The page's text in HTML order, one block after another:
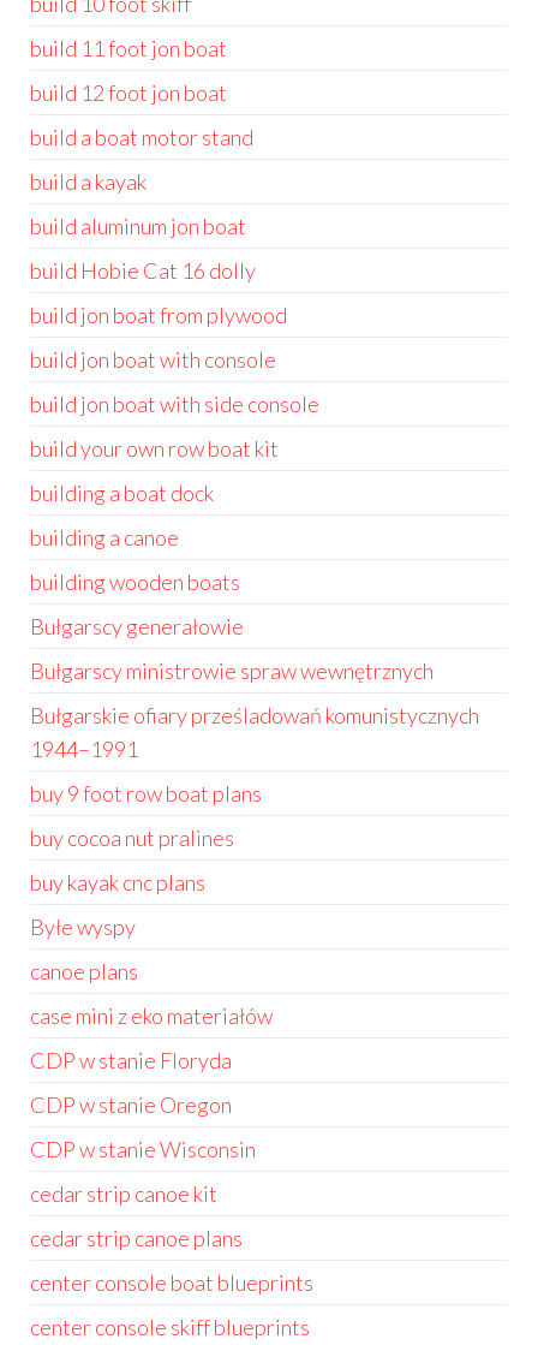
build 11 foot jon boat
build 12 foot jon boat
build a boat motor stand
build a kayak
build aluminum jon boat
build Hobie Cat 16 dolly
build jon boat from plywood
build jon boat with console
build jon boat with side console
build your own row boat kit
building a boat dock
building a canoe
building wooden boats
Bułgarscy generałowie
Bułgarscy ministrowie spraw wewnętrznych
Bułgarskie ofiary prześladowań komunistycznych
1944–1991
buy 9 foot row boat plans
buy cocoa nut pralines
buy kayak cnc plans
Byłe wyspy
canoe plans
case mini z eko materiałów
CDP w stanie Floryda
CDP w stanie Oregon
CDP w stanie Wisconsin
cedar strip canoe kit
cedar strip canoe plans
center console boat blueprints
center console skiff blueprints